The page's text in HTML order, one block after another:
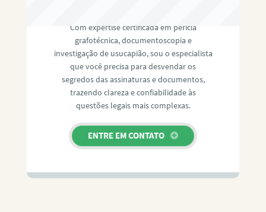
Com expertise certificada em perícia
grafotécnica, documentoscopia e
investigação de usucapião, sou o especialista
que você precisa para desvendar os
segredos das assinaturas e documentos,
trazendo clareza e confiabilidade às
questões legais mais complexas.
ENTRE EM CONTATO